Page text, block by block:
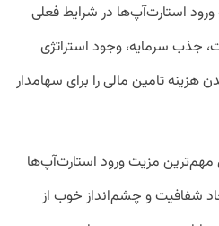
ورود استارت‌آپ‌ها در شرایط فعلی
جذب سرمایه، وجود استراتژی
هزینه تامین مالی را برای سهامدار
مهم‌ترین مزیت ورود استارت‌آپ‌ها
شفافیت و چشم‌انداز خوب از